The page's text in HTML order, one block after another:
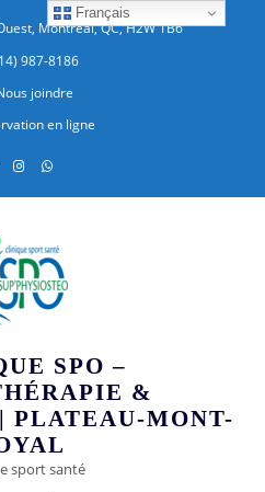
Montréal, QC, H2W 1B6
987-8186
joindre
en ligne
SPO –
&
PLATEAU-MONT-
sport santé
Français